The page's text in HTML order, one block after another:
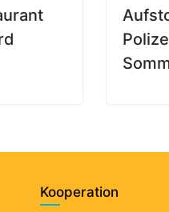
Kooperation